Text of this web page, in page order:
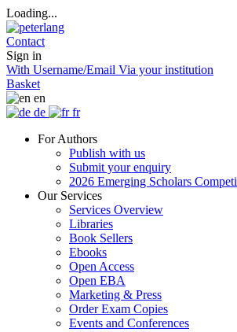
Loading...
Contact
Sign in
With Username/Email Via your institution
Basket
en
de
fr
For Authors
Publish with us
Submit your enquiry
2026 Emerging Scholars
Our Services
Services Overview
Libraries
Book Sellers
Ebooks
Open Access
Open EBA
Marketing & Press
Order Exam Copies
Events and Conferences